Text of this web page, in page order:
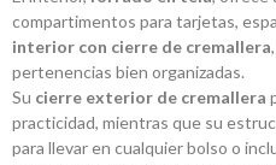
compartimentos para tarjetas,
interior con cierre de cremallera
pertenencias bien organizadas.
Su cierre exterior de cremallera
practicidad, mientras que su
para llevar en cualquier bolso o